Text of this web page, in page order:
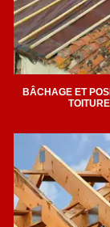
BÂCHAGE ET